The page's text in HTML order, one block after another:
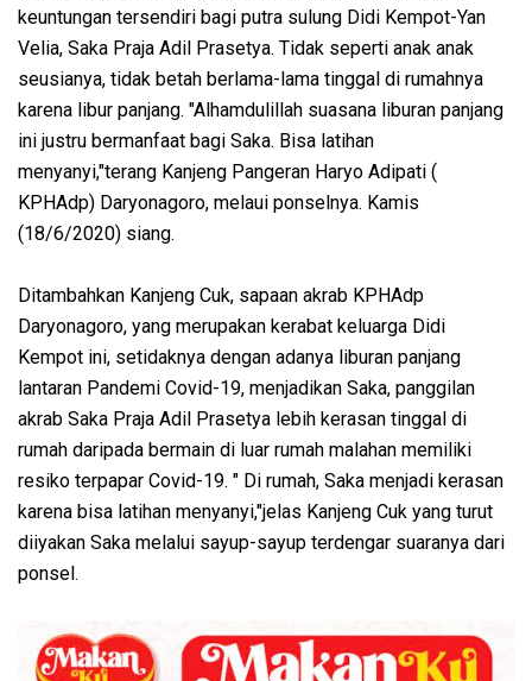
keuntungan tersendiri bagi putra sulung Didi Kempot-Yan
Velia, Saka Praja Adil Prasetya. Tidak seperti anak anak
seusianya, tidak betah berlama-lama tinggal di rumahnya
karena libur panjang. "Alhamdulillah suasana liburan panjang
ini justru bermanfaat bagi Saka. Bisa latihan
menyanyi,"terang Kanjeng Pangeran Haryo Adipati (
KPHAdp) Daryonagoro, melaui ponselnya. Kamis
(18/6/2020) siang.
Ditambahkan Kanjeng Cuk, sapaan akrab KPHAdp
Daryonagoro, yang merupakan kerabat keluarga Didi
Kempot ini, setidaknya dengan adanya liburan panjang
lantaran Pandemi Covid-19, menjadikan Saka, panggilan
akrab Saka Praja Adil Prasetya lebih kerasan tinggal di
rumah daripada bermain di luar rumah malahan memiliki
resiko terpapar Covid-19. " Di rumah, Saka menjadi kerasan
karena bisa latihan menyanyi,"jelas Kanjeng Cuk yang turut
diiyakan Saka melalui sayup-sayup terdengar suaranya dari
ponsel.